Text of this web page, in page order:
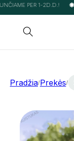
PER 1-2D.D.!
Pradžia/Prekės/